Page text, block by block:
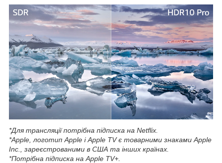
*Для трансляції потрібна підписка на Netflix.
*Apple, логотип Apple і Apple TV є товарними знаками Apple
Inc., зареєстрованими в США та інших країнах.
*Потрібна підписка на Apple TV+.